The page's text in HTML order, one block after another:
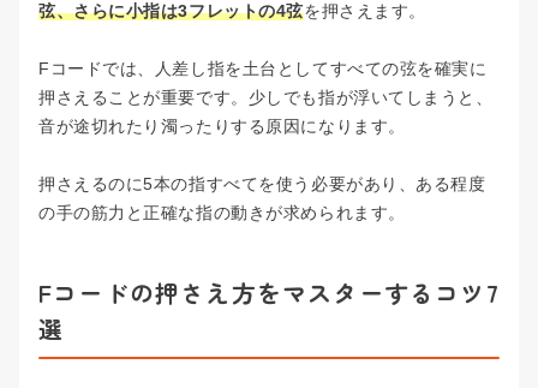
弦、さらに小指は3フレットの4弦を押さえます。
Fコードでは、人差し指を土台としてすべての弦を確実に
押さえることが重要です。少しでも指が浮いてしまうと、
音が途切れたり濁ったりする原因になります。
押さえるのに5本の指すべてを使う必要があり、ある程度
の手の筋力と正確な指の動きが求められます。
Fコードの押さえ方をマスターするコツ7
選